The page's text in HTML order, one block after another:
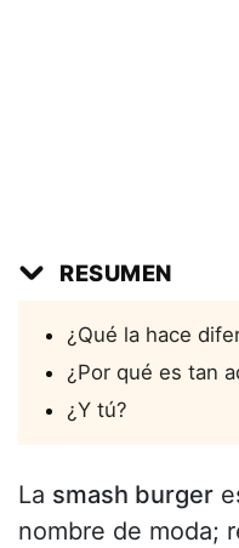
RESUMEN
¿Qué la hace
¿Por qué es tan
¿Y tú?
La smash burger
nombre de moda;